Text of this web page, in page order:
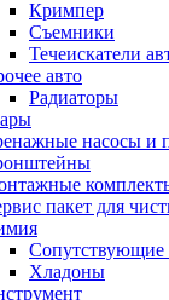
Кримпер
Съемники
Течеискатели
авто
Радиаторы
насосы и
пакет для
Сопутствующие
Хладоны